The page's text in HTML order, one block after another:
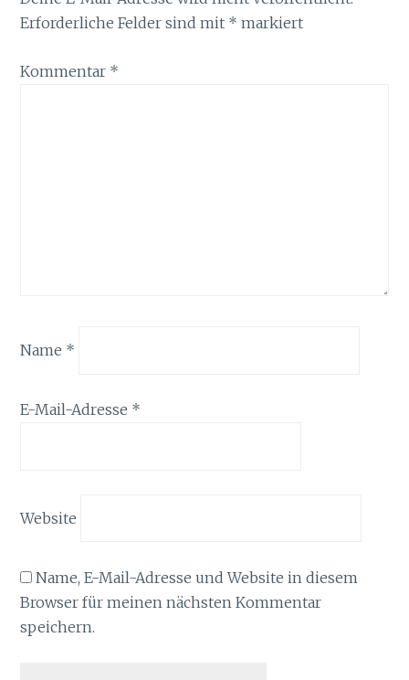
Erforderliche Felder sind mit * markiert
Kommentar *
Name *
E-Mail-Adresse *
Website
Name, E-Mail-Adresse und Website in diesem
Browser für meinen nächsten Kommentar
speichern.